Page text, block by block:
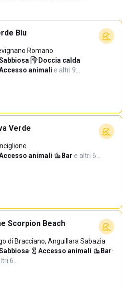
Blu
Romano
· Doccia calda·
animali·e altri 9…
Verde
animali· Bar·e altri 6…
Scorpion Beach
di Bracciano, Anguillara Sabazia
· Accesso animali· Bar·
6…